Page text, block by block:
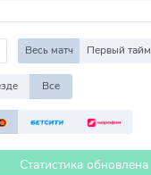
Весь матч Первый тайм
Все
Статистика обновлена